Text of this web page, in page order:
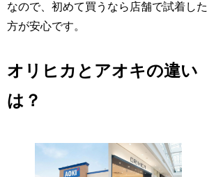
なので、初めて買うなら店舗で試着した
方が安心です。
オリヒカとアオキの違い
は？